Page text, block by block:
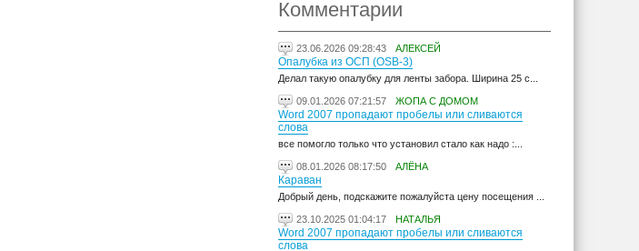
Комментарии
23.06.2026 09:28:43 АЛЕКСЕЙ
Опалубка из ОСП (OSB-3)
Делал такую опалубку для ленты забора. Ширина 25 с...
09.01.2026 07:21:57 ЖОПА С ДОМОМ
Word 2007 пропадают пробелы или сливаются
слова
все помогло только что установил стало как надо :...
08.01.2026 08:17:50 АЛЁНА
Караван
Добрый день, подскажите пожалуйста цену посещения ...
23.10.2025 01:04:17 НАТАЛЬЯ
Word 2007 пропадают пробелы или сливаются
слова